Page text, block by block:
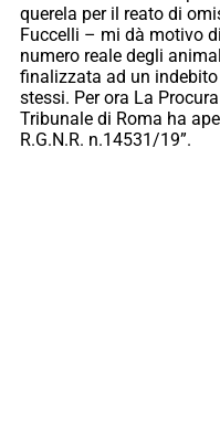
querela per il reato di
Fuccelli – mi dà motivo
numero reale degli
finalizzata ad un
stessi. Per ora La
Tribunale di Roma ha
R.G.N.R. n.14531/19”.